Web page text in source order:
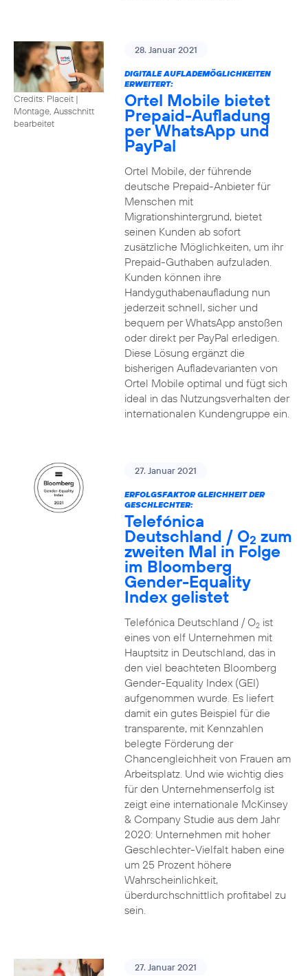
Credits: Placeit |
Montage, Ausschnitt
bearbeitet
28. Januar 2021
DIGITALE AUFLADEMÖGLICHKEITEN
ERWEITERT:
Ortel Mobile bietet
Prepaid-Aufladung
per WhatsApp und
PayPal
Ortel Mobile, der führende
deutsche Prepaid-Anbieter für
Menschen mit
Migrationshintergrund, bietet
seinen Kunden ab sofort
zusätzliche Möglichkeiten, um ihr
Prepaid-Guthaben aufzuladen.
Kunden können ihre
Handyguthabenaufladung nun
jederzeit schnell, sicher und
bequem per WhatsApp anstoßen
oder direkt per PayPal erledigen.
Diese Lösung ergänzt die
bisherigen Aufladevarianten von
Ortel Mobile optimal und fügt sich
ideal in das Nutzungsverhalten der
internationalen Kundengruppe ein.
27. Januar 2021
ERFOLGSFAKTOR GLEICHHEIT DER
GESCHLECHTER:
Telefónica
Deutschland / O2 zum
zweiten Mal in Folge
im Bloomberg
Gender-Equality
Index gelistet
Telefónica Deutschland / O2ist
eines von elf Unternehmen mit
Hauptsitz in Deutschland, das in
den viel beachteten Bloomberg
Gender-Equality Index (GEI)
aufgenommen wurde. Es liefert
damit ein gutes Beispiel für die
transparente, mit Kennzahlen
belegte Förderung der
Chancengleichheit von Frauen am
Arbeitsplatz. Und wie wichtig dies
für den Unternehmenserfolg ist
zeigt eine internationale McKinsey
& Company Studie aus dem Jahr
2020: Unternehmen mit hoher
Geschlechter-Vielfalt haben eine
um 25 Prozent höhere
Wahrscheinlichkeit,
überdurchschnittlich profitabel zu
sein.
27. Januar 2021